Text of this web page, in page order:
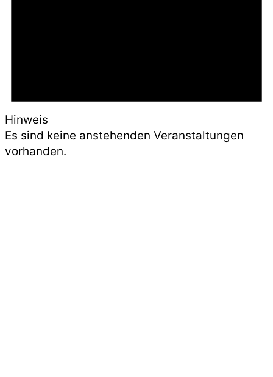
Hinweis
Es sind keine anstehenden Veranstaltungen
vorhanden.